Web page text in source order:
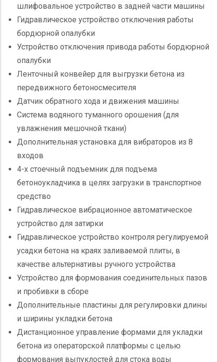
шлифовальное устройство в задней части машины
Гидравлическое устройство отключения работы
бордюрной опалубки
Устройство отключения привода работы бордюрной
опалубки
Ленточный конвейер для выгрузки бетона из
передвижного бетоносмесителя
Датчик обратного хода и движения машины
Система водяного туманного орошения (для
увлажнения мешочной ткани)
Дополнительная установка для вибраторов из 8
входов
4-х стоечный подъемник для подъема
бетоноукладчика в целях загрузки в транспортное
средство
Гидравлическое вибрационное автоматическое
устройство для затирки
Гидравлическое устройство контроля регулируемой
усадки бетона на краях заливаемой плиты, в
качестве альтернативы ручного устройства
Устройство для формования соединительных пазов
и пробивки в сборе
Дополнительные пластины для регулировки длины
и ширины укладки бетона
Дистанционное управление формами для укладки
бетона из операторской платформы c целью
формования выпуклостей для стока воды